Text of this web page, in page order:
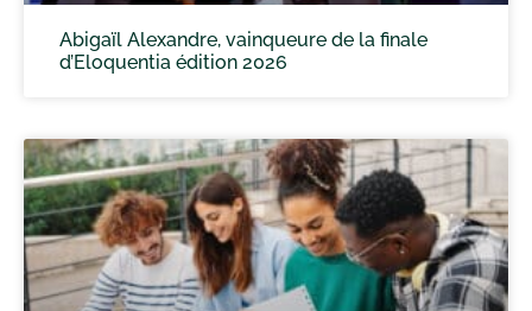
Abigaïl Alexandre, vainqueure de la finale
d’Eloquentia édition 2026